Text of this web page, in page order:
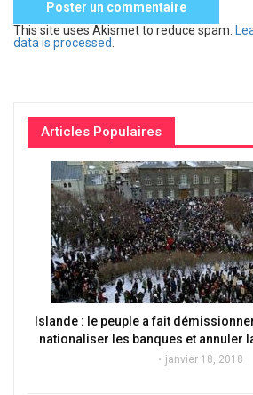
This site uses Akismet to reduce spam.
data is processed
Articles Populaires
Islande : le peuple a fait
nationaliser les banques et annuler
janvier 18, 2018